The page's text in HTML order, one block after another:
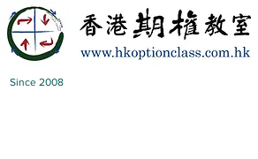
Since 2008